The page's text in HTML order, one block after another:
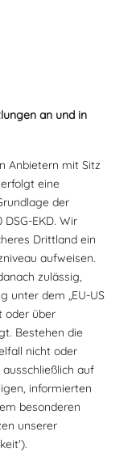
an und in
Anbietern mit Sitz
eine
der
EKD. Wir
Drittland ein
aufweisen.
zulässig,
unter dem „EU-US
oder über
Bestehen die
nicht oder
auf
informierten
besonderen
unserer